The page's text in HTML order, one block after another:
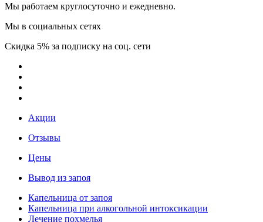
Мы работаем круглосуточно и ежедневно.
Мы в социальных сетях
Скидка 5% за подписку на соц. сети
Акции
Отзывы
Цены
Вывод из запоя
Капельница от запоя
Капельница при алкогольной интоксикации
Лечение похмелья